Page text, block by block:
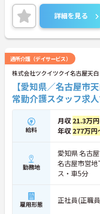
詳細を見る
通所介護（デイサービス）
株式会社ツクイツクイ名古屋天白
【愛知県／名古屋市
常勤介護スタッフ求
給料
月収 21.3万円
年収 277万円
勤務地
愛知県 名古
名古屋市営
ス・車5分
雇用形態 正社員(正職